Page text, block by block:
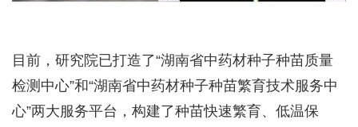
目前，研究院已打造了“湖南省中药材种子种苗质量
检测中心”和“湖南省中药材种子种苗繁育技术服务中
心”两大服务平台，构建了种苗快速繁育、低温保